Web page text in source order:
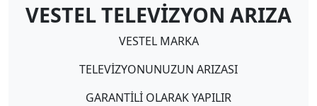
VESTEL TELEVİZYON ARIZA
VESTEL MARKA
TELEVİZYONUNUZUN ARIZASI
GARANTİLİ OLARAK YAPILIR